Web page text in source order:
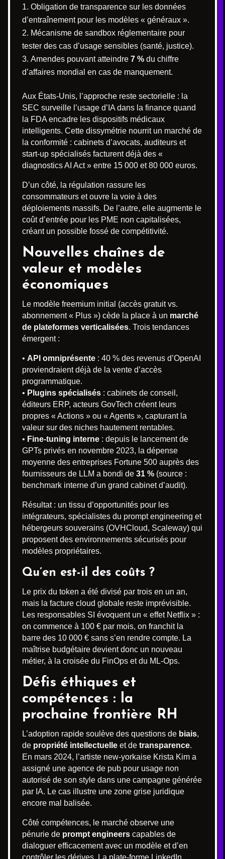
Obligation de transparence sur les données
d’entraînement pour les modèles « généraux ».
Mécanisme de sandbox réglementaire pour
tester des cas d’usage sensibles (santé, justice).
Amendes pouvant atteindre 7 % du chiffre
d’affaires mondial en cas de manquement.
Aux États-Unis, l’approche reste sectorielle : la
SEC surveille l’usage d’IA dans la finance quand
la FDA encadre les dispositifs médicaux
intelligents. Cette dissymétrie nourrit un marché de
la conformité : cabinets d’avocats, auditeurs et
start-up spécialisés facturent déjà des «
diagnostics AI Act » entre 15 000 et 80 000 euros.
D’un côté, la régulation rassure les
consommateurs et ouvre la voie à des
déploiements massifs. De l’autre, elle augmente le
coût d’entrée pour les PME non capitalisées,
créant un possible fossé de compétitivité.
Nouvelles chaînes de
valeur et modèles
économiques
Le modèle freemium initial (accès gratuit vs.
abonnement « Plus ») cède la place à un marché
de plateformes verticalisées. Trois tendances
émergent :
• API omniprésente : 40 % des revenus d’OpenAI
proviendraient déjà de la vente d’accès
programmatique.
• Plugins spécialisés : cabinets de conseil,
éditeurs ERP, acteurs GovTech créent leurs
propres « Actions » ou « Agents », capturant la
valeur sur des niches hautement rentables.
• Fine-tuning interne : depuis le lancement de
GPTs privés en novembre 2023, la dépense
moyenne des entreprises Fortune 500 auprès des
fournisseurs de LLM a bondi de 31 % (source :
benchmark interne d’un grand cabinet d’audit).
Résultat : un tissu d’opportunités pour les
intégrateurs, spécialistes du prompt engineering et
hébergeurs souverains (OVHCloud, Scaleway) qui
proposent des environnements sécurisés pour
modèles propriétaires.
Qu’en est-il des coûts ?
Le prix du token a été divisé par trois en un an,
mais la facture cloud globale reste imprévisible.
Les responsables SI évoquent un « effet Netflix » :
on commence à 100 € par mois, on franchit la
barre des 10 000 € sans s’en rendre compte. La
maîtrise budgétaire devient donc un nouveau
métier, à la croisée du FinOps et du ML-Ops.
Défis éthiques et
compétences : la
prochaine frontière RH
L’adoption rapide soulève des questions de biais,
de propriété intellectuelle et de transparence.
En mars 2024, l’artiste new-yorkaise Krista Kim a
assigné une agence de pub pour usage non
autorisé de son style dans une campagne générée
par IA. Le cas illustre une zone grise juridique
encore mal balisée.
Côté compétences, le marché observe une
pénurie de prompt engineers capables de
dialoguer efficacement avec un modèle et d’en
contrôler les dérives. La plate-forme LinkedIn